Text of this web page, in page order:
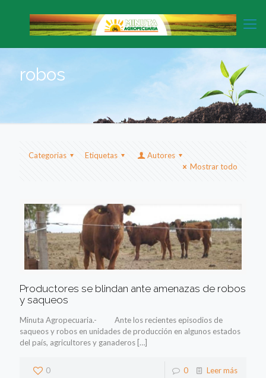
robos
Categorias Etiquetas
Autores
Mostrar todo
Productores se blindan ante amenazas de robos
y saqueos
Minuta Agropecuaria.- Ante los recientes episodios de
saqueos y robos en unidades de producción en algunos estados
del país, agricultores y ganaderos […]
0 0 Leer más